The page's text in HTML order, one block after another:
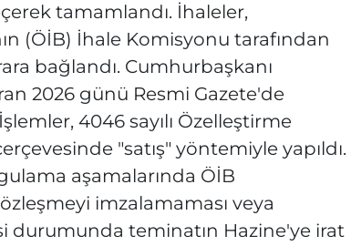
tamamlandı. İhaleler,
(ÖİB) İhale Komisyonu tarafından
bağlandı. Cumhurbaşkanı
2026 günü Resmi Gazete'de
4046 sayılı Özelleştirme
"satış" yöntemiyle yapıldı.
aşamalarında ÖİB
imzalamaması veya
teminatın Hazine'ye irat